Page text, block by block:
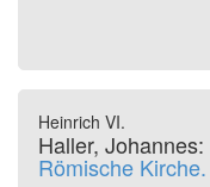
Heinrich VI.
Haller, Johannes:
Römische Kirche.